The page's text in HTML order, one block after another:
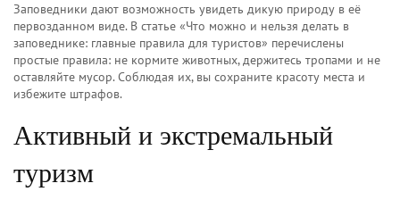
Заповедники дают возможность увидеть дикую природу в её
первозданном виде. В статье «Что можно и нельзя делать в
заповеднике: главные правила для туристов» перечислены
простые правила: не кормите животных, держитесь тропами и не
оставляйте мусор. Соблюдая их, вы сохраните красоту места и
избежите штрафов.
Активный и экстремальный
туризм